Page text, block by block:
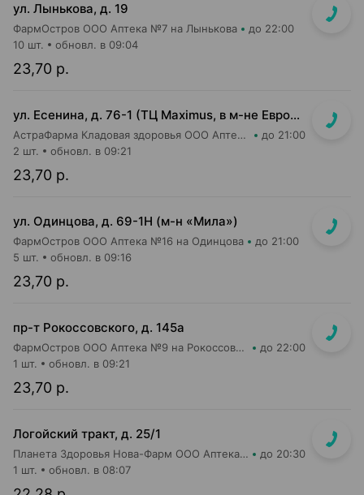
ул. Лынькова, д. 19
ФармОстров ООО Аптека №7 на Лынькова до 22:00
23,70 р.
10 шт. обновл. в 09:04
ул. Есенина, д. 76-1 (ТЦ Maximus, в м-не Евроопт Super)
АстраФарма Кладовая здоровья ООО Аптека №9 до 21:00
23,70 р.
2 шт. обновл. в 09:21
ул. Одинцова, д. 69-1Н (м-н «Мила»)
ФармОстров ООО Аптека №16 на Одинцова до 21:00
23,70 р.
5 шт. обновл. в 09:16
пр-т Рокоссовского, д. 145а
ФармОстров ООО Аптека №9 на Рокоссовского до 22:00
23,70 р.
1 шт. обновл. в 09:21
Логойский тракт, д. 25/1
Планета Здоровья Нова-Фарм ООО Аптека №1 до 20:30
1 шт. обновл. в 08:07